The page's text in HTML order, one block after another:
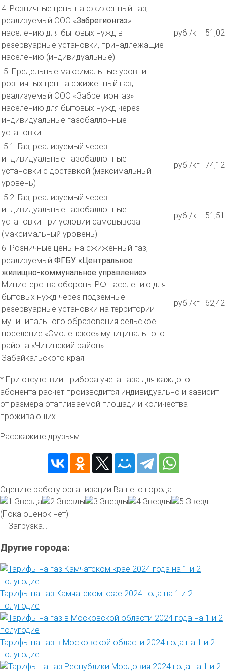
4. Розничные цены на сжиженный газ,
реализуемый ООО «Забрегионгаз»
населению для бытовых нужд в
резервуарные установки, принадлежащие
населению (индивидуальные)
руб./кг 51,02
5. Предельные максимальные уровни
розничных цен на сжиженный газ,
реализуемый ООО «Забрегионгаз»
населению для бытовых нужд через
индивидуальные газобаллонные
установки
5.1. Газ, реализуемый через
индивидуальные газобаллонные
установки с доставкой (максимальный
уровень)
руб./кг 74,12
5.2. Газ, реализуемый через
индивидуальные газобаллонные
установки при условии самовывоза
(максимальный уровень)
руб./кг 51,51
6. Розничные цены на сжиженный газ,
реализуемый ФГБУ «Центральное
жилищно-коммунальное управление»
Министерства обороны РФ населению для
бытовых нужд через подземные
резервуарные установки на территории
муниципального образования сельское
поселение «Смоленское» муниципального
района «Читинский район»
Забайкальского края
руб./кг 62,42
* При отсутствии прибора учета газа для каждого
абонента расчет производится индивидуально и зависит
от размера отапливаемой площади и количества
проживающих.
Расскажите друзьям:
Оцените работу организации Вашего города:
(Пока оценок нет)
Загрузка...
Другие города:
Тарифы на газ Камчатском крае 2024 года на 1 и 2
полугодие
Тарифы на газ в Московской области 2024 года на 1 и 2
полугодие